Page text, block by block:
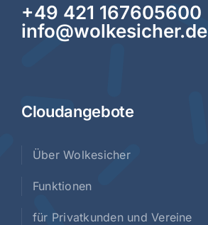
+49 421 167605600
info@wolkesicher.de
Cloudangebote
Über Wolkesicher
Funktionen
für Privatkunden und Vereine